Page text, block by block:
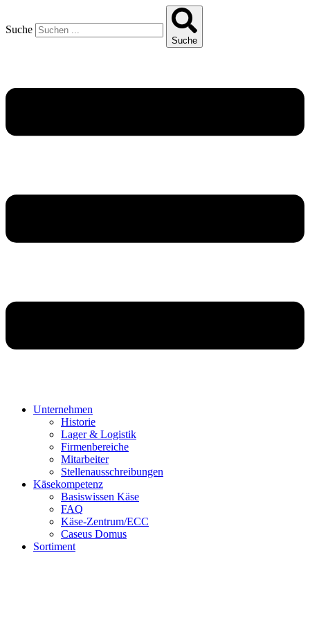
Suche
Suche
Unternehmen
Historie
Lager & Logistik
Firmenbereiche
Mitarbeiter
Stellenausschreibungen
Käsekompetenz
Basiswissen Käse
FAQ
Käse-Zentrum/ECC
Caseus Domus
Sortiment